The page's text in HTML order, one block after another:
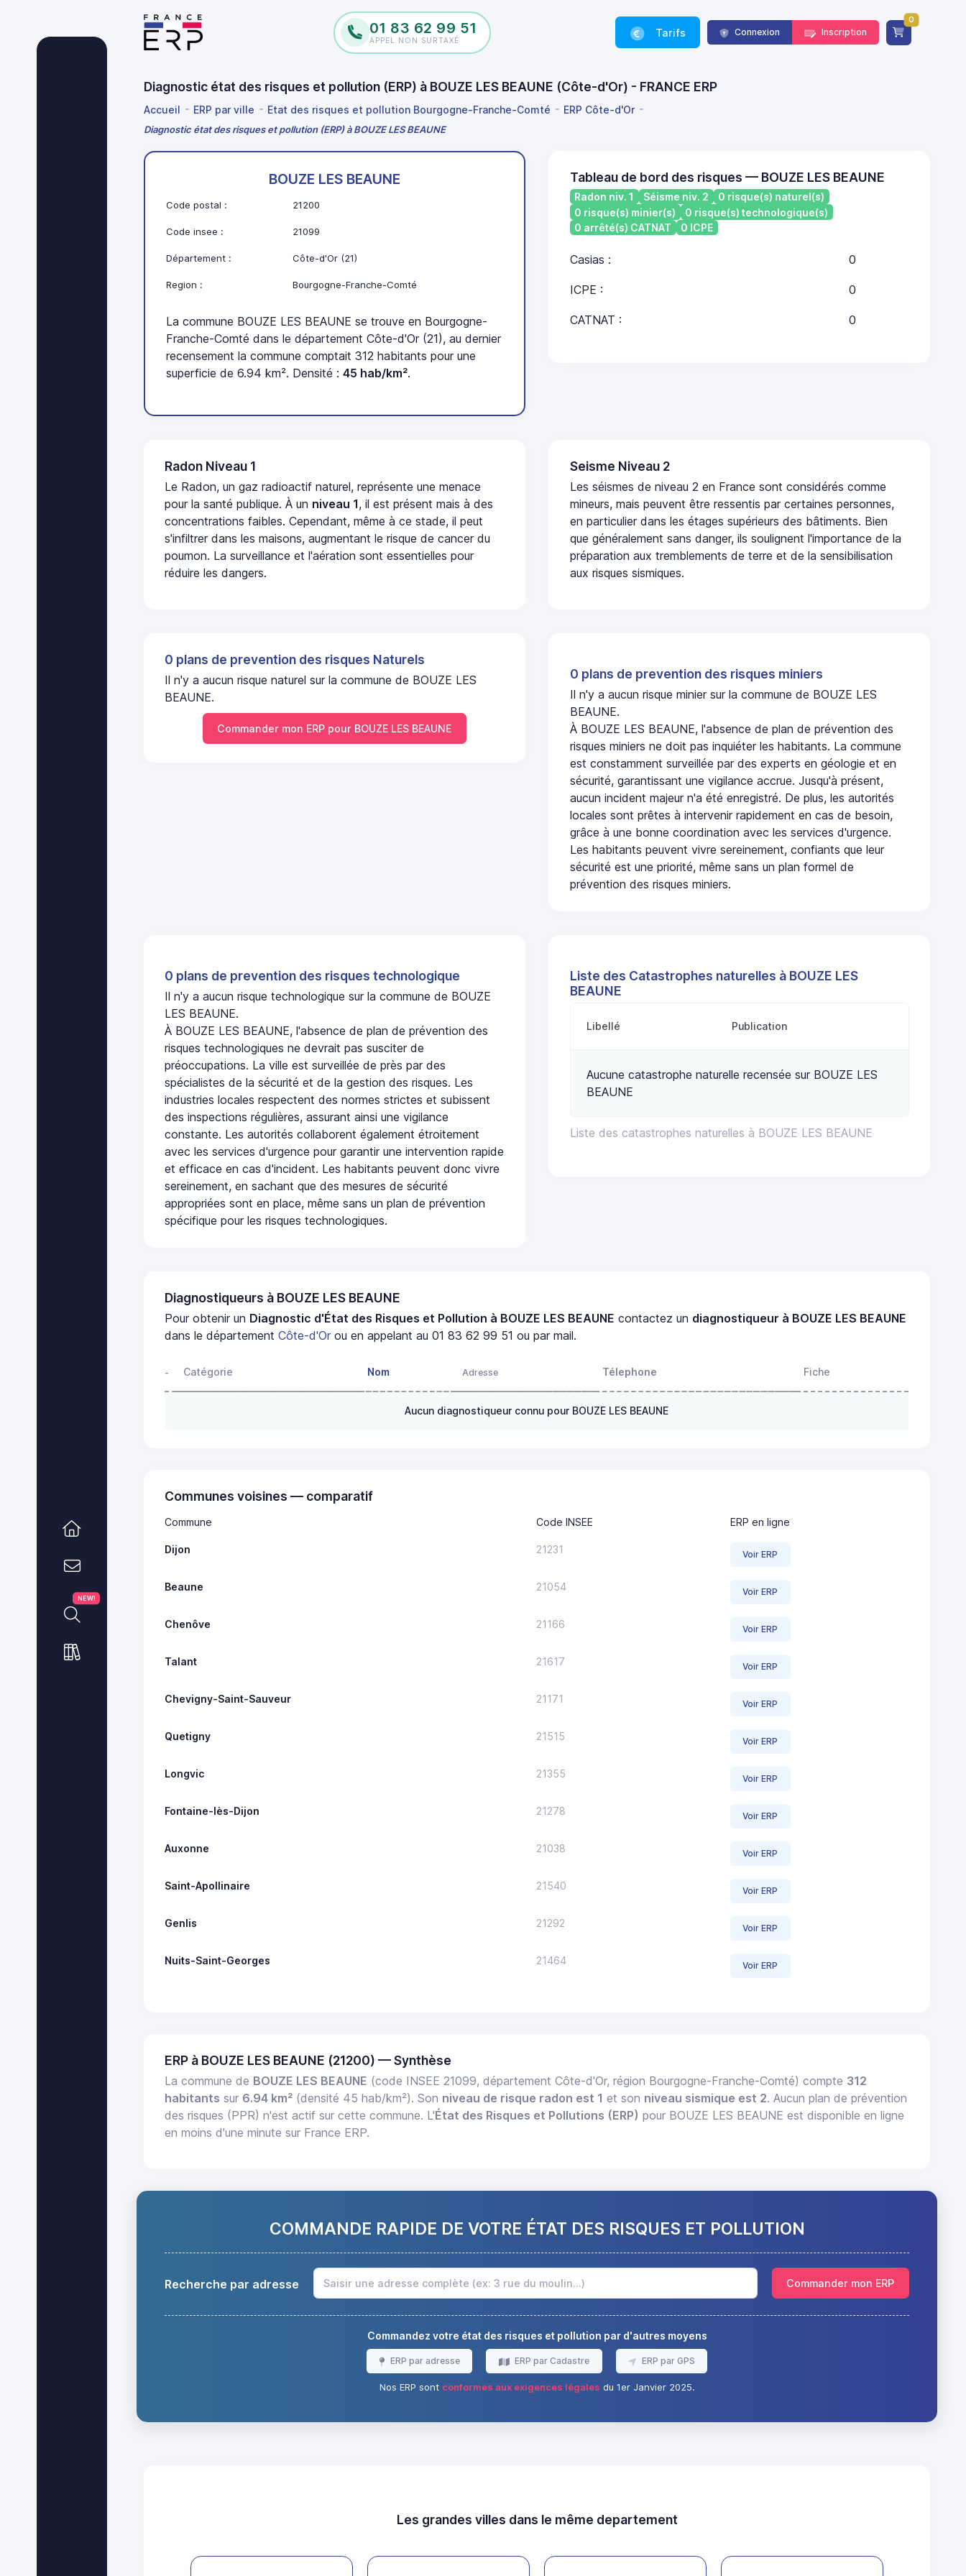
01 83 62 99 51
APPEL NON SURTAXÉ
Tarifs Connexion Inscription
0
Diagnostic état des risques et pollution (ERP) à BOUZE LES BEAUNE (Côte-d'Or) - FRANCE ERP
Accueil ERP par ville Etat des risques et pollution Bourgogne-Franche-Comté ERP Côte-d'Or
Diagnostic état des risques et pollution (ERP) à BOUZE LES BEAUNE
NEW!
BOUZE LES BEAUNE
Code postal : 21200
Code insee : 21099
Département : Côte-d'Or (21)
Region : Bourgogne-Franche-Comté
La commune BOUZE LES BEAUNE se trouve en Bourgogne-
Franche-Comté dans le département Côte-d'Or (21), au dernier
recensement la commune comptait 312 habitants pour une
superficie de 6.94 km². Densité :45 hab/km².
Tableau de bord des risques — BOUZE LES BEAUNE
Radon niv. 1 Séisme niv. 2
0 risque(s) naturel(s)
0 risque(s) minier(s)
0 risque(s) technologique(s)
0 arrêté(s) CATNAT
0 ICPE
Casias : 0
ICPE : 0
CATNAT : 0
Radon Niveau 1
Le Radon, un gaz radioactif naturel, représente une menace
pour la santé publique. À un niveau 1, il est présent mais à des
concentrations faibles. Cependant, même à ce stade, il peut
s'infiltrer dans les maisons, augmentant le risque de cancer du
poumon. La surveillance et l'aération sont essentielles pour
réduire les dangers.
Seisme Niveau 2
Les séismes de niveau 2 en France sont considérés comme
mineurs, mais peuvent être ressentis par certaines personnes,
en particulier dans les étages supérieurs des bâtiments. Bien
que généralement sans danger, ils soulignent l'importance de la
préparation aux tremblements de terre et de la sensibilisation
aux risques sismiques.
0 plans de prevention des risques Naturels
Il n'y a aucun risque naturel sur la commune de BOUZE LES
BEAUNE.
Commander mon ERP pour BOUZE LES BEAUNE
0 plans de prevention des risques miniers
Il n'y a aucun risque minier sur la commune de BOUZE LES
BEAUNE.
À BOUZE LES BEAUNE, l'absence de plan de prévention des
risques miniers ne doit pas inquiéter les habitants. La commune
est constamment surveillée par des experts en géologie et en
sécurité, garantissant une vigilance accrue. Jusqu'à présent,
aucun incident majeur n'a été enregistré. De plus, les autorités
locales sont prêtes à intervenir rapidement en cas de besoin,
grâce à une bonne coordination avec les services d'urgence.
Les habitants peuvent vivre sereinement, confiants que leur
sécurité est une priorité, même sans un plan formel de
prévention des risques miniers.
0 plans de prevention des risques technologique
Il n'y a aucun risque technologique sur la commune de BOUZE
LES BEAUNE.
À BOUZE LES BEAUNE, l'absence de plan de prévention des
risques technologiques ne devrait pas susciter de
préoccupations. La ville est surveillée de près par des
spécialistes de la sécurité et de la gestion des risques. Les
industries locales respectent des normes strictes et subissent
des inspections régulières, assurant ainsi une vigilance
constante. Les autorités collaborent également étroitement
avec les services d'urgence pour garantir une intervention rapide
et efficace en cas d'incident. Les habitants peuvent donc vivre
sereinement, en sachant que des mesures de sécurité
appropriées sont en place, même sans un plan de prévention
spécifique pour les risques technologiques.
Liste des Catastrophes naturelles à BOUZE LES
BEAUNE
Liste des catastrophes naturelles à BOUZE LES BEAUNE
Libellé Publication
Aucune catastrophe naturelle recensée sur BOUZE LES
BEAUNE
Diagnostiqueurs à BOUZE LES BEAUNE
Pour obtenir un Diagnostic d'État des Risques et Pollution à BOUZE LES BEAUNE contactez un diagnostiqueur à BOUZE LES BEAUNE
dans le départementCôte-d'Or ou en appelant au 01 83 62 99 51 ou par mail.
- Catégorie Nom Adresse Télephone Fiche
Aucun diagnostiqueur connu pour BOUZE LES BEAUNE
Communes voisines — comparatif
Commune Code INSEE ERP en ligne
Dijon 21231 Voir ERP
Beaune 21054 Voir ERP
Chenôve 21166 Voir ERP
Talant 21617 Voir ERP
Chevigny-Saint-Sauveur 21171 Voir ERP
Quetigny 21515 Voir ERP
Longvic 21355 Voir ERP
Fontaine-lès-Dijon 21278 Voir ERP
Auxonne 21038 Voir ERP
Saint-Apollinaire 21540 Voir ERP
Genlis 21292 Voir ERP
Nuits-Saint-Georges 21464 Voir ERP
ERP à BOUZE LES BEAUNE (21200) — Synthèse
La commune de BOUZE LES BEAUNE (code INSEE 21099, département Côte-d'Or, région Bourgogne-Franche-Comté) compte 312
habitants sur 6.94 km² (densité 45 hab/km²). Son niveau de risque radon est 1 et son niveau sismique est 2. Aucun plan de prévention
des risques (PPR) n'est actif sur cette commune. L'État des Risques et Pollutions (ERP) pour BOUZE LES BEAUNE est disponible en ligne
en moins d'une minute sur France ERP.
COMMANDE RAPIDE DE VOTRE ÉTAT DES RISQUES ET POLLUTION
Recherche par adresse Commander mon ERP
Commandez votre état des risques et pollution par d'autres moyens
ERP par adresse ERP par Cadastre ERP par GPS
Nos ERP sont conformes aux exigences légales du 1er Janvier 2025.
Les grandes villes dans le même departement